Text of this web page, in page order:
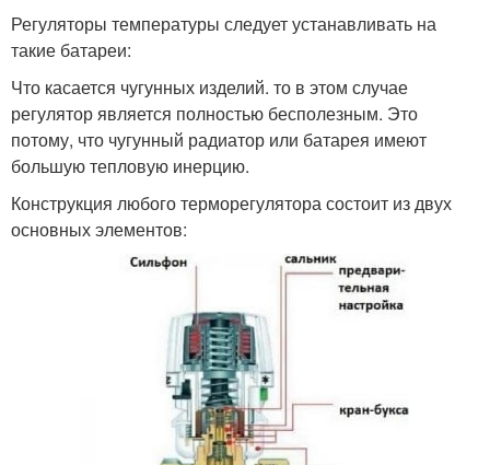
Регуляторы температуры следует устанавливать на
такие батареи:
Что касается чугунных изделий. то в этом случае
регулятор является полностью бесполезным. Это
потому, что чугунный радиатор или батарея имеют
большую тепловую инерцию.
Конструкция любого терморегулятора состоит из двух
основных элементов: